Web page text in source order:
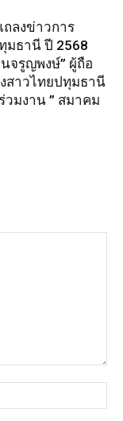
ถลงข่าวการ
มธานี ปี 2568
จรูญพงษ์” ผู้ถือ
สาวไทยปทุมธานี
วมงาน ” สมาคม